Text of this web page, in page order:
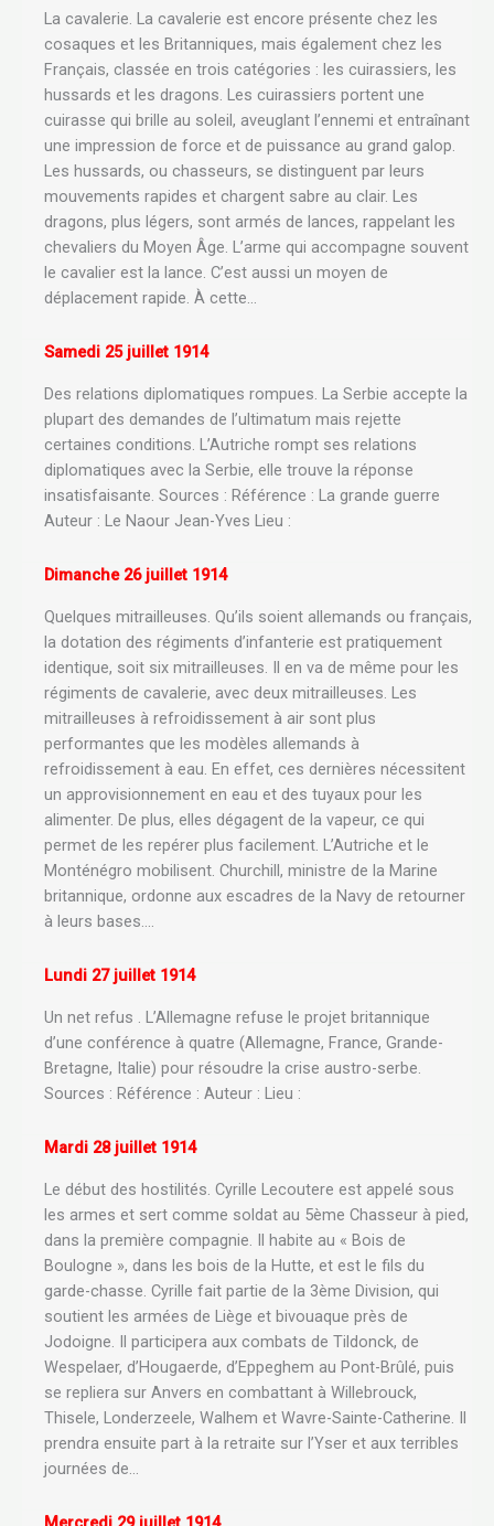
La cavalerie. La cavalerie est encore présente chez les
cosaques et les Britanniques, mais également chez les
Français, classée en trois catégories : les cuirassiers, les
hussards et les dragons. Les cuirassiers portent une
cuirasse qui brille au soleil, aveuglant l’ennemi et entraînant
une impression de force et de puissance au grand galop.
Les hussards, ou chasseurs, se distinguent par leurs
mouvements rapides et chargent sabre au clair. Les
dragons, plus légers, sont armés de lances, rappelant les
chevaliers du Moyen Âge. L’arme qui accompagne souvent
le cavalier est la lance. C’est aussi un moyen de
déplacement rapide. À cette…
Samedi 25 juillet 1914
Des relations diplomatiques rompues. La Serbie accepte la
plupart des demandes de l’ultimatum mais rejette
certaines conditions. L’Autriche rompt ses relations
diplomatiques avec la Serbie, elle trouve la réponse
insatisfaisante. Sources : Référence : La grande guerre
Auteur : Le Naour Jean-Yves Lieu :
Dimanche 26 juillet 1914
Quelques mitrailleuses. Qu’ils soient allemands ou français,
la dotation des régiments d’infanterie est pratiquement
identique, soit six mitrailleuses. Il en va de même pour les
régiments de cavalerie, avec deux mitrailleuses. Les
mitrailleuses à refroidissement à air sont plus
performantes que les modèles allemands à
refroidissement à eau. En effet, ces dernières nécessitent
un approvisionnement en eau et des tuyaux pour les
alimenter. De plus, elles dégagent de la vapeur, ce qui
permet de les repérer plus facilement. L’Autriche et le
Monténégro mobilisent. Churchill, ministre de la Marine
britannique, ordonne aux escadres de la Navy de retourner
à leurs bases.…
Lundi 27 juillet 1914
Un net refus . L’Allemagne refuse le projet britannique
d’une conférence à quatre (Allemagne, France, Grande-
Bretagne, Italie) pour résoudre la crise austro-serbe.
Sources : Référence : Auteur : Lieu :
Mardi 28 juillet 1914
Le début des hostilités. Cyrille Lecoutere est appelé sous
les armes et sert comme soldat au 5ème Chasseur à pied,
dans la première compagnie. Il habite au « Bois de
Boulogne », dans les bois de la Hutte, et est le fils du
garde-chasse. Cyrille fait partie de la 3ème Division, qui
soutient les armées de Liège et bivouaque près de
Jodoigne. Il participera aux combats de Tildonck, de
Wespelaer, d’Hougaerde, d’Eppeghem au Pont-Brûlé, puis
se repliera sur Anvers en combattant à Willebrouck,
Thisele, Londerzeele, Walhem et Wavre-Sainte-Catherine. Il
prendra ensuite part à la retraite sur l’Yser et aux terribles
journées de…